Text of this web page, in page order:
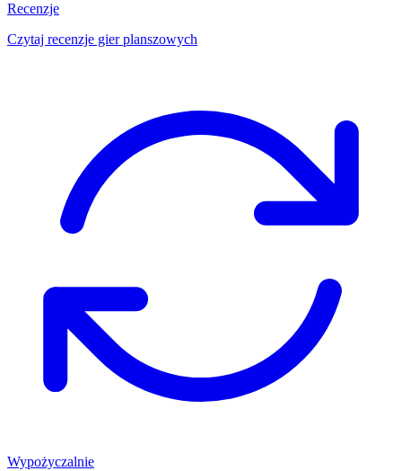
Recenzje
Czytaj recenzje gier planszowych
Wypożyczalnie